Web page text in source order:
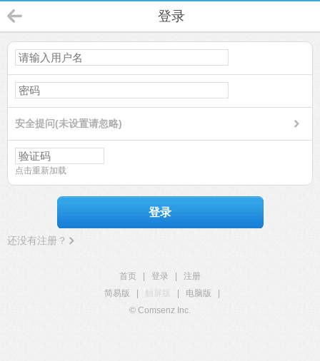
登录
安全提问(未设置请忽略)
点击重新加载
登录
还没有注册？
首页 登录
注册
简易版
触屏版 电脑版
© Comsenz Inc.